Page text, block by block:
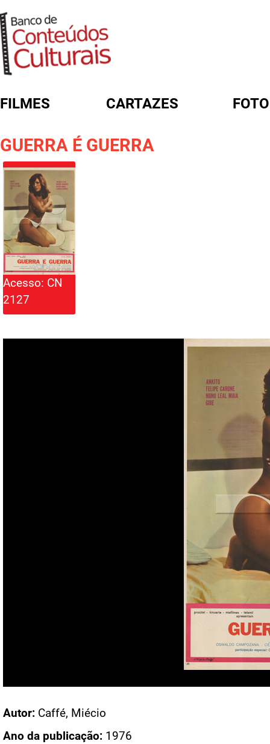
FILMES CARTAZES
GUERRA É GUERRA
Acesso: CN
2127
Autor: Caffé, Miécio
Ano da publicação: 1976
FORMULÁRIO DE BUSCA